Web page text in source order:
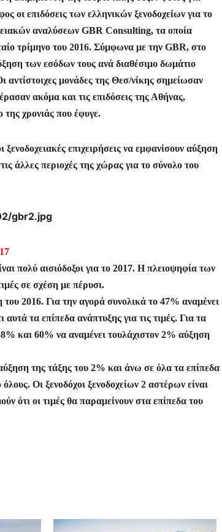
οι επιδόσεις των ελληνικών ξενοδοχείων για το
αναλύσεων GBR Consulting, τα οποία
τρίμηνο του 2016. Σύμφωνα με την GBR, στο
των εσόδων τους ανά διαθέσιμο δωμάτιο
μονάδες της Θεσ/νίκης σημείωσαν
ακόμα και τις επιδόσεις της Αθήνας,
χρονιάς που έφυγε.
επιχειρήσεις να εμφανίσουν αύξηση
άλλες περιοχές της χώρας για το σύνολο του
πολύ αισιόδοξοι για το 2017. Η πλειοψηφία των
σε σχέση με πέρυσι.
του 2016. Για την αγορά συνολικά το 47% αναμένει
τα επίπεδα ανάπτυξης για τις τιμές. Για τα
και 60% να αναμένει τουλάχιστον 2% αύξηση
της τάξης του 2% και άνω σε όλα τα επίπεδα
Οι ξενοδόχοι ξενοδοχείων 2 αστέρων είναι
ότι οι τιμές θα παραμείνουν στα επίπεδα του